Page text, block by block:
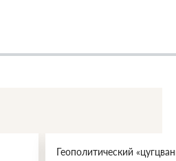
Геополитический